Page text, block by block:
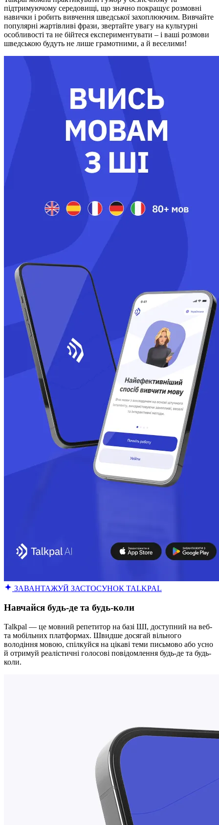
підтримуючому середовищі, що значно покращує розмовні
навички і робить вивчення шведської захоплюючим. Вивчайте
популярні жартівливі фрази, звертайте увагу на культурні
особливості та не бійтеся експериментувати – і ваші розмови
шведською будуть не лише грамотними, а й веселими!
ЗАВАНТАЖУЙ ЗАСТОСУНОК TALKPAL
Навчайся будь-де та будь-коли
Talkpal — це мовний репетитор на базі ШІ, доступний на веб-
та мобільних платформах. Швидше досягай вільного
володіння мовою, спілкуйся на цікаві теми письмово або усно
й отримуй реалістичні голосові повідомлення будь-де та будь-
коли.